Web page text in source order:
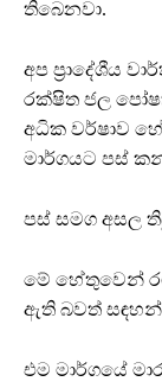
තිබෙනවා.
අප ප්‍රාදේශීය
රක්ෂිත ජල
අධික වර්ෂාව
මාර්ගයට පස්
පස් සමග අසල
මේ හේතුවෙන්
ඇති බවත්
එම මාර්ගයේ